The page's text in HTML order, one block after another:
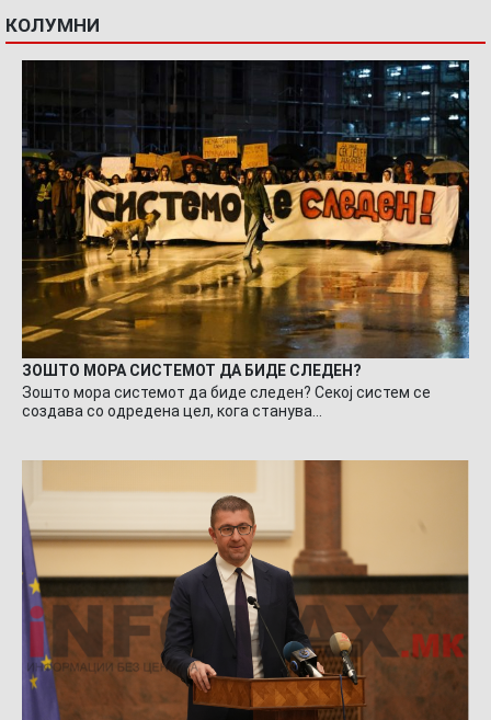
КОЛУМНИ
ЗОШТО МОРА СИСТЕМОТ ДА БИДЕ СЛЕДЕН?
Зошто мора системот да биде следен? Секој систем се
создава со одредена цел, кога станува…